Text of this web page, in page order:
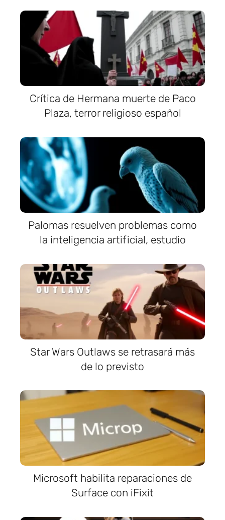
Crítica de Hermana muerte de Paco
Plaza, terror religioso español
Palomas resuelven problemas como
la inteligencia artificial, estudio
Star Wars Outlaws se retrasará más
de lo previsto
Microsoft habilita reparaciones de
Surface con iFixit